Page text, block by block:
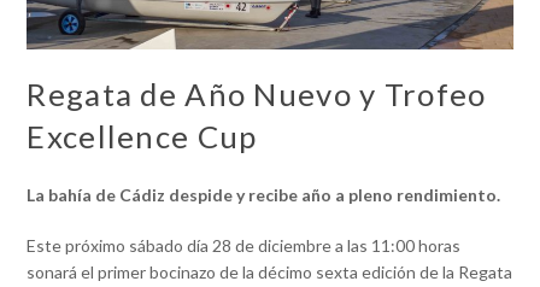
Regata de Año Nuevo y Trofeo
Excellence Cup
La bahía de Cádiz despide y recibe año a pleno rendimiento.
Este próximo sábado día 28 de diciembre a las 11:00 horas
sonará el primer bocinazo de la décimo sexta edición de la Regata